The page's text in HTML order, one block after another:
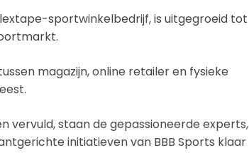
sportwinkelbedrijf, is uitgegroeid tot
magazijn, online retailer en fysieke
vervuld, staan de gepassioneerde experts,
initiatieven van BBB Sports klaar